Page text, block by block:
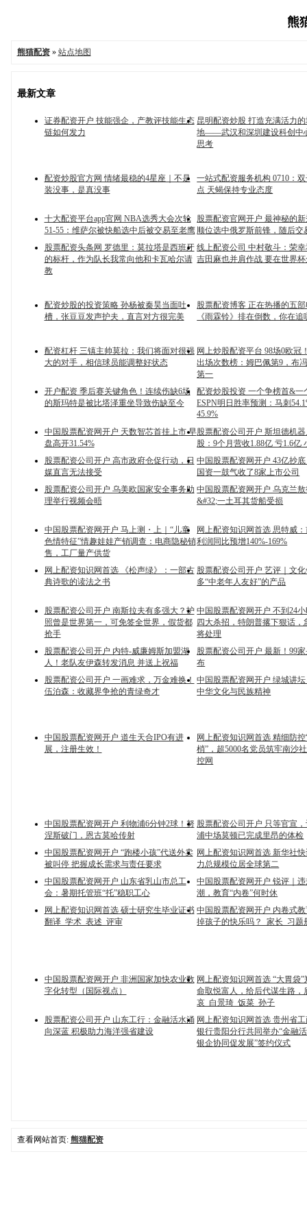
熊
熊猫配资» 站点地图
最新文章
证券配资开户 技能强企，产教评技能生态
链如何发力
昆明配资炒股 打造充满活力
地——武汉和深圳建设科创中
思考
配资炒股官方网 情绪最稳的4星座｜不是
装没事，是真没事
一站式配资服务机构 0710：
点 天蝎保持专业态度
十大配资平台app官网 NBA选秀大会次轮
51-55：维萨尔被快船选中后被交易至老鹰
股票配资官网开户 最神秘的
顺位选中俄罗斯前锋，随后交
股票配资头条网 罗德里：莫拉塔是西班牙
的标杆，作为队长我常向他和卡瓦哈尔请
教
线上配资公司 中村敬斗：荣
吉田麻也并肩作战 要在世界
配资炒股的投资策略 孙杨被秦昊当面吐
槽，张豆豆发声护夫，直言对方很完美
股票配资博客 正在热播的五
《雨霖铃》排在倒数，你在追
配资杠杆 三镇主帅莫拉：我们将面对很强
大的对手，相信球员能调整好状态
网上炒股配资平台 98场0欧冠
出场次数榜：姆巴佩第9，布
第一
开户配资 季后赛关键角色！连续伤缺6场
的斯玛特是被比塔泽重坐导致伤缺至今
配资炒股投资 一个争榜首&一
ESPN明日胜率预测：马刺
45.9%
中国股票配资网开户 天数智芯首挂上市 早
盘高开31.54%
股票配资公司开户 斯坦德机
股：9个月营收1.88亿 亏1.6亿
股票配资公司开户 高市政府仓促行动，日
媒直言无法接受
中国股票配资网开户 43亿抄
国资一鼓气收了8家上市公司
股票配资公司开户 乌美欧国家安全事务助
理举行视频会晤
中国股票配资网开户 乌克兰
&#32;一土耳其货船受损
中国股票配资网开户 马上测・上｜“儿童
色情特征”情趣娃娃产销调查：电商隐秘销
售，工厂量产供货
网上配资知识网首选 思特威
利润同比预增140%-169%
网上配资知识网首选 《松声绿》：一部古
典诗歌的读法之书
股票配资公司开户 艺评｜文
多“中老年人友好”的产品
股票配资公司开户 南斯拉夫有多强大？护
照曾是世界第一，可免签全世界，假货都
抢手
中国股票配资网开户 不到24
四大杀招，特朗普撂下狠话，
将处理
股票配资公司开户 内特-威廉姆斯加盟湖
人！老队友伊森转发消息 并送上祝福
股票配资公司开户 最新！99
布
股票配资公司开户 一画难求，万金难换！
伍泊森：收藏界争抢的青绿奇才
中国股票配资网开户 绿城讲
中华文化与民族精神
中国股票配资网开户 道生天合IPO有进
展，注册生效！
网上配资知识网首选 精细防
梢”，超5000名党员筑牢南沙
控网
中国股票配资网开户 利物浦6分钟2球！努
涅斯破门，恩古莫哈传射
股票配资公司开户 只等官宣
浦中场莫顿已完成里昂的体检
中国股票配资网开户 “跑楼小孩”代送外卖
被叫停 把握成长需求与责任要求
网上配资知识网首选 新华社
力总规模位居全球第二
中国股票配资网开户 山东省乳山市总工
会：暑期托管班“托”稳职工心
中国股票配资网开户 锐评｜
潮，教育“内卷”何时休
网上配资知识网首选 硕士研究生毕业证书
翻译_学术_表述_评审
中国股票配资网开户 内卷式
掉孩子的快乐吗？_家长_习题
中国股票配资网开户 非洲国家加快农业数
字化转型（国际视点）
网上配资知识网首选 “大胃袋
命取悦富人，给后代谋生路，
哀_白景琦_饭菜_孙子
股票配资公司开户 山东工行：金融活水涌
向深蓝 积极助力海洋强省建设
网上配资知识网首选 贵州省
银行贵阳分行共同举办“金融
银企协同促发展”签约仪式
查看网站首页: 熊猫配资